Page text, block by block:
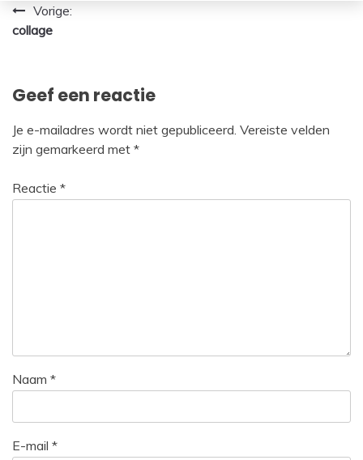
Bericht
navigatie
Vorige:
collage
Geef een reactie
Je e-mailadres wordt niet gepubliceerd. Vereiste velden
zijn gemarkeerd met *
Reactie *
Naam *
E-mail *